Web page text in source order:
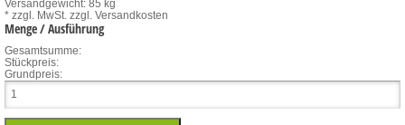
Versandgewicht: 85 kg
* zzgl. MwSt. zzgl. Versandkosten
Menge / Ausführung
Gesamtsumme:
Stückpreis:
Grundpreis: